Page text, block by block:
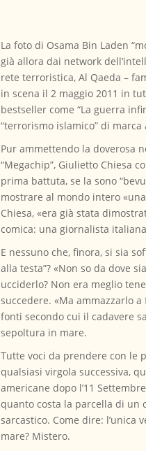
La foto di Osama Bin Laden
già allora dai network
rete terroristica, Al Qaeda –
in scena il 2 maggio 2011 in
bestseller come “La guerra
“terrorismo islamico” di marca
Pur ammettendo la doverosa
“Megachip”, Giulietto Chiesa
prima battuta, se la sono
mostrare al mondo intero
Chiesa, «era già stata
comica: una giornalista
E nessuno che, finora, si sia
alla testa”? «Non so da dove
ucciderlo? Non era meglio
succedere. «Ma ammazzarlo
fonti secondo cui il cadavere
sepoltura in mare.
Tutte voci da prendere con le
qualsiasi virgola successiva,
americane dopo l’11
quanto costa la parcella di un
sarcastico. Come dire: l’unica
mare? Mistero.